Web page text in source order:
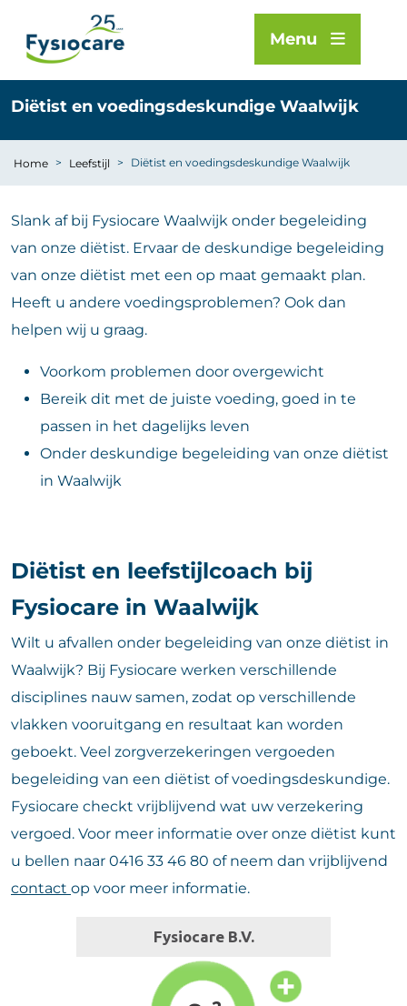
Menu
Diëtist en voedingsdeskundige Waalwijk
Home > Leefstijl > Diëtist en voedingsdeskundige Waalwijk
Slank af bij Fysiocare Waalwijk onder begeleiding
van onze diëtist. Ervaar de deskundige begeleiding
van onze diëtist met een op maat gemaakt plan.
Heeft u andere voedingsproblemen? Ook dan
helpen wij u graag.
Voorkom problemen door overgewicht
Bereik dit met de juiste voeding, goed in te
passen in het dagelijks leven
Onder deskundige begeleiding van onze diëtist
in Waalwijk
Diëtist en leefstijlcoach bij
Fysiocare in Waalwijk
Wilt u afvallen onder begeleiding van onze diëtist in
Waalwijk? Bij Fysiocare werken verschillende
disciplines nauw samen, zodat op verschillende
vlakken vooruitgang en resultaat kan worden
geboekt. Veel zorgverzekeringen vergoeden
begeleiding van een diëtist of voedingsdeskundige.
Fysiocare checkt vrijblijvend wat uw verzekering
vergoed. Voor meer informatie over onze diëtist kunt
u bellen naar 0416 33 46 80 of neem dan vrijblijvend
contact op voor meer informatie.